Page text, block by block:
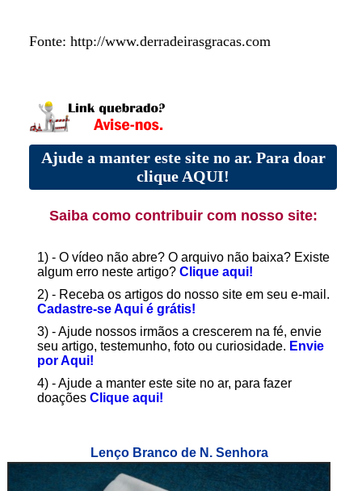
Fonte: http://www.derradeirasgracas.com
Ajude a manter este site no ar. Para doar
clique AQUI!
Saiba como contribuir com nosso site:
1) - O vídeo não abre? O arquivo não baixa? Existe
algum erro neste artigo? Clique aqui!
2) - Receba os artigos do nosso site em seu e-mail.
Cadastre-se Aqui é grátis!
3) - Ajude nossos irmãos a crescerem na fé, envie
seu artigo, testemunho, foto ou curiosidade. Envie
por Aqui!
4) - Ajude a manter este site no ar, para fazer
doações Clique aqui!
Lenço Branco de N. Senhora